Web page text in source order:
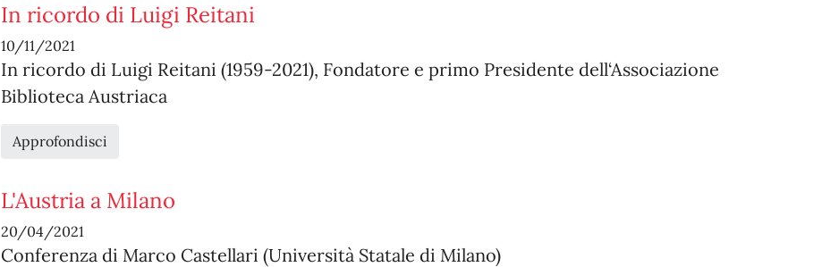
In ricordo di Luigi Reitani
10/11/2021
In ricordo di Luigi Reitani (1959-2021), Fondatore e primo Presidente dell‘Associazione
Biblioteca Austriaca
Approfondisci
L'Austria a Milano
20/04/2021
Conferenza di Marco Castellari (Università Statale di Milano)